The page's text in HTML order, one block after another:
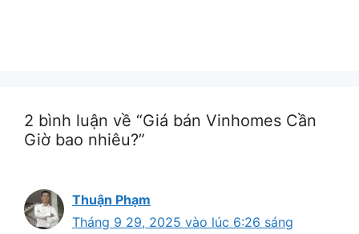
2 bình luận về “Giá bán Vinhomes Cần
Giờ bao nhiêu?”
Thuận Phạm
Tháng 9 29, 2025 vào lúc 6:26 sáng